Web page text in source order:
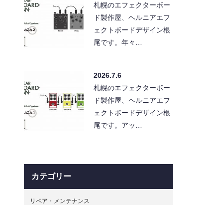
札幌のエフェクターボー
ド製作屋、ヘルニアエフ
ェクトボードデザイン根
尾です。年々…
2026.7.6
札幌のエフェクターボー
ド製作屋、ヘルニアエフ
ェクトボードデザイン根
尾です。アッ…
カテゴリー
リペア・メンテナンス